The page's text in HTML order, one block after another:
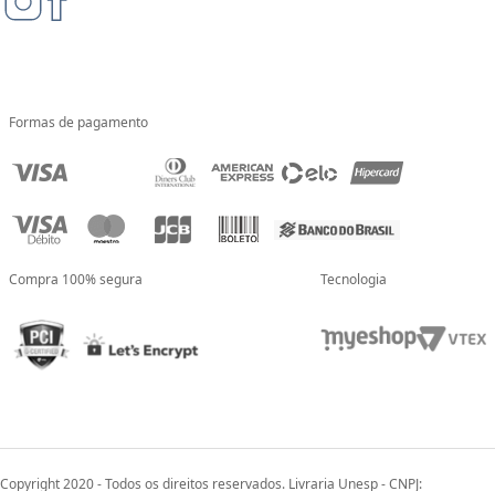
Formas de pagamento
Compra 100% segura Tecnologia
Copyright 2020 - Todos os direitos reservados. Livraria Unesp - CNPJ: